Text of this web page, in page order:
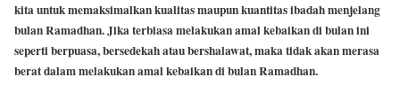
kita untuk memaksimalkan kualitas maupun kuantitas ibadah menjelang
bulan Ramadhan. Jika terbiasa melakukan amal kebaikan di bulan ini
seperti berpuasa, bersedekah atau bershalawat, maka tidak akan merasa
berat dalam melakukan amal kebaikan di bulan Ramadhan.